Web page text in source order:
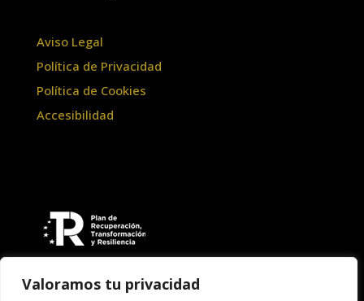
Valoramos tu privacidad
Aviso Legal
Política de Privacidad
Política de Cookies
Accesibilidad